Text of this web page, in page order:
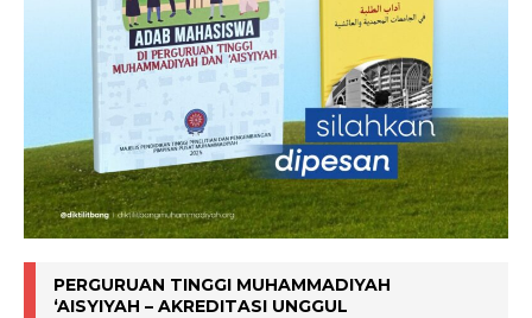
PERGURUAN TINGGI MUHAMMADIYAH
‘AISYIYAH – AKREDITASI UNGGUL